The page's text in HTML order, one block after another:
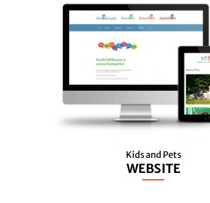
Kids and Pets
WEBSITE